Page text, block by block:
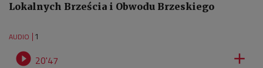
Lokalnych Brześcia i Obwodu Brzeskiego
AUDIO 1
 20'47 